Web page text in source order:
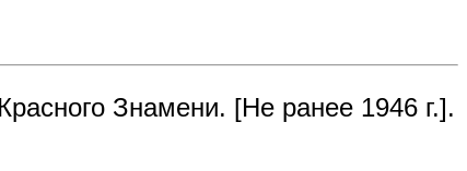
Знамени. [Не ранее 1946 г.].